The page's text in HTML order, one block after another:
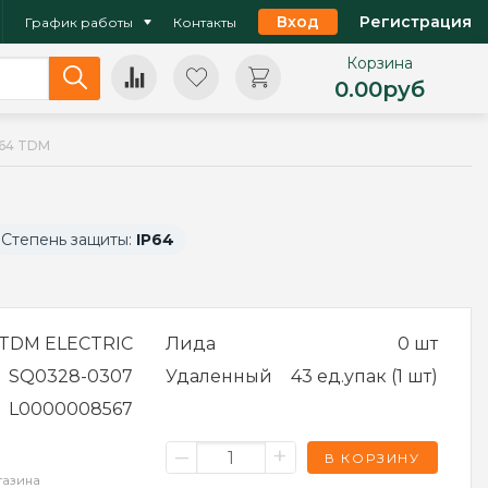
График работы Контакты Вход Регистрация
Корзина
0.00руб
TDM
Степень защиты: IP64
ELECTRIC
SQ0328-0307
L0000008567
Лида
0 шт
Удаленный
43 ед.упак (1 шт)
– + В КОРЗИНУ